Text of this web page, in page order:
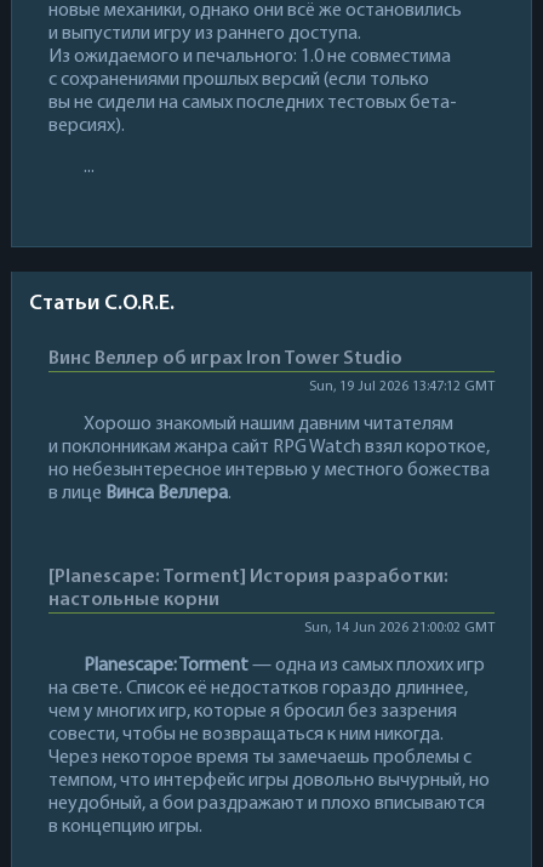
новые механики, однако они всё же остановились
и выпустили игру из раннего доступа.
Из ожидаемого и печального: 1.0 не совместима
с сохранениями прошлых версий (если только
вы не сидели на самых последних тестовых бета-
версиях).
...
Статьи C.O.R.E.
Винс Веллер об играх Iron Tower Studio
Sun, 19 Jul 2026 13:47:12 GMT
Хорошо знакомый нашим давним читателям
и поклонникам жанра сайт RPG Watch взял короткое,
но небезынтересное интервью у местного божества
в лице Винса Веллера.
[Planescape: Torment] История разработки:
настольные корни
Sun, 14 Jun 2026 21:00:02 GMT
Planescape: Torment— одна из самых плохих игр
на свете. Список её недостатков гораздо длиннее,
чем у многих игр, которые я бросил без зазрения
совести, чтобы не возвращаться к ним никогда.
Через некоторое время ты замечаешь проблемы с
темпом, что интерфейс игры довольно вычурный, но
неудобный, а бои раздражают и плохо вписываются
в концепцию игры.